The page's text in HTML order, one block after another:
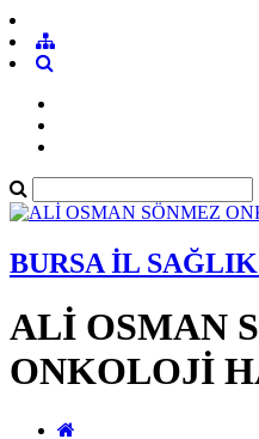
BURSA İL
ALİ OSMAN
ONKOLOJİ